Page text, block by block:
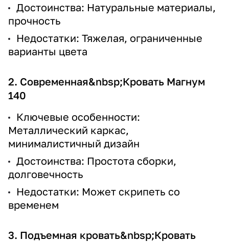
Достоинства: Натуральные материалы,
прочность
Недостатки: Тяжелая, ограниченные
варианты цвета
2. Современная&nbsp;Кровать Магнум
140
Ключевые особенности:
Металлический каркас,
минималистичный дизайн
Достоинства: Простота сборки,
долговечность
Недостатки: Может скрипеть со
временем
3. Подъемная кровать&nbsp;Кровать